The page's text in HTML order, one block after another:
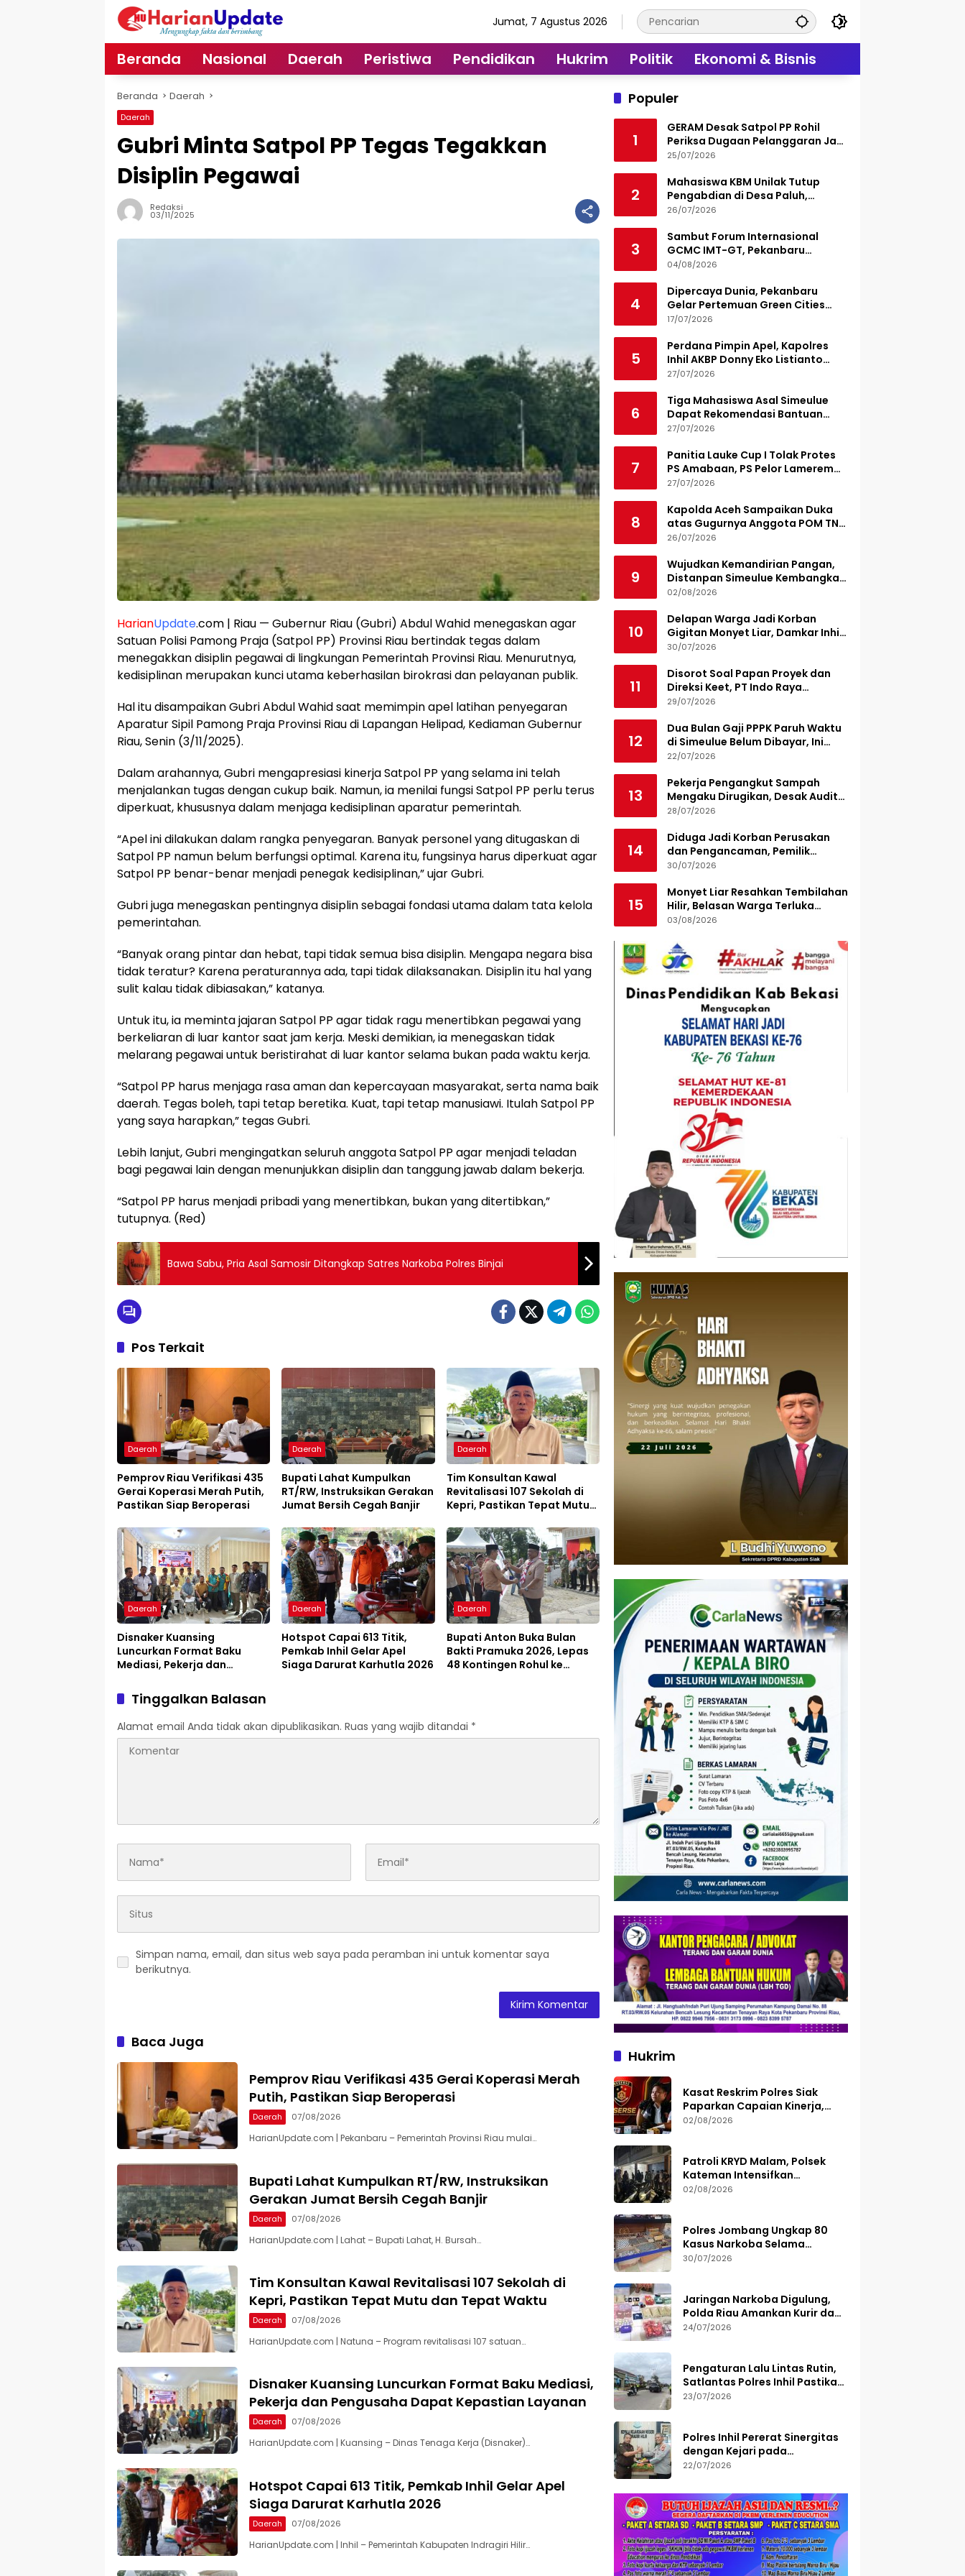
Jumat, 7 Agustus 2026
Beranda Nasional Daerah Peristiwa Pendidikan Hukrim Politik Ekonomi & Bisnis
Beranda Daerah
Daerah
Gubri Minta Satpol PP Tegas Tegakkan
Disiplin Pegawai
Redaksi
03/11/2025
HarianUpdate.com | Riau — Gubernur Riau (Gubri) Abdul Wahid menegaskan agar
Satuan Polisi Pamong Praja (Satpol PP) Provinsi Riau bertindak tegas dalam
menegakkan disiplin pegawai di lingkungan Pemerintah Provinsi Riau. Menurutnya,
kedisiplinan merupakan kunci utama keberhasilan birokrasi dan pelayanan publik.
Hal itu disampaikan Gubri Abdul Wahid saat memimpin apel latihan penyegaran
Aparatur Sipil Pamong Praja Provinsi Riau di Lapangan Helipad, Kediaman Gubernur
Riau, Senin (3/11/2025).
Dalam arahannya, Gubri mengapresiasi kinerja Satpol PP yang selama ini telah
menjalankan tugas dengan cukup baik. Namun, ia menilai fungsi Satpol PP perlu terus
diperkuat, khususnya dalam menjaga kedisiplinan aparatur pemerintah.
“Apel ini dilakukan dalam rangka penyegaran. Banyak personel yang ditugaskan di
Satpol PP namun belum berfungsi optimal. Karena itu, fungsinya harus diperkuat agar
Satpol PP benar-benar menjadi penegak kedisiplinan,” ujar Gubri.
Gubri juga menegaskan pentingnya disiplin sebagai fondasi utama dalam tata kelola
pemerintahan.
“Banyak orang pintar dan hebat, tapi tidak semua bisa disiplin. Mengapa negara bisa
tidak teratur? Karena peraturannya ada, tapi tidak dilaksanakan. Disiplin itu hal yang
sulit kalau tidak dibiasakan,” katanya.
Untuk itu, ia meminta jajaran Satpol PP agar tidak ragu menertibkan pegawai yang
berkeliaran di luar kantor saat jam kerja. Meski demikian, ia menegaskan tidak
melarang pegawai untuk beristirahat di luar kantor selama bukan pada waktu kerja.
“Satpol PP harus menjaga rasa aman dan kepercayaan masyarakat, serta nama baik
daerah. Tegas boleh, tapi tetap beretika. Kuat, tapi tetap manusiawi. Itulah Satpol PP
yang saya harapkan,” tegas Gubri.
Lebih lanjut, Gubri mengingatkan seluruh anggota Satpol PP agar menjadi teladan
bagi pegawai lain dengan menunjukkan disiplin dan tanggung jawab dalam bekerja.
“Satpol PP harus menjadi pribadi yang menertibkan, bukan yang ditertibkan,”
tutupnya. (Red)
Bawa Sabu, Pria Asal Samosir Ditangkap Satres Narkoba Polres Binjai
Pos Terkait
Daerah
Pemprov Riau Verifikasi 435
Gerai Koperasi Merah Putih,
Pastikan Siap Beroperasi
Daerah
Bupati Lahat Kumpulkan
RT/RW, Instruksikan Gerakan
Jumat Bersih Cegah Banjir
Daerah
Tim Konsultan Kawal
Revitalisasi 107 Sekolah di
Kepri, Pastikan Tepat Mutu
Daerah
Disnaker Kuansing
Luncurkan Format Baku
Mediasi, Pekerja dan
Layanan
Daerah
Hotspot Capai 613 Titik,
Pemkab Inhil Gelar Apel
Siaga Darurat Karhutla 2026
Daerah
Bupati Anton Buka Bulan
Bakti Pramuka 2026, Lepas
48 Kontingen Rohul ke
Tinggalkan Balasan
Alamat email Anda tidak akan dipublikasikan. Ruas yang wajib ditandai *
Simpan nama, email, dan situs web saya pada peramban ini untuk komentar saya
berikutnya.
Baca Juga
Pemprov Riau Verifikasi 435 Gerai Koperasi Merah
Putih, Pastikan Siap Beroperasi
Daerah 07/08/2026
HarianUpdate.com | Pekanbaru – Pemerintah Provinsi Riau mulai…
Bupati Lahat Kumpulkan RT/RW, Instruksikan
Gerakan Jumat Bersih Cegah Banjir
Daerah 07/08/2026
HarianUpdate.com | Lahat – Bupati Lahat, H. Bursah…
Tim Konsultan Kawal Revitalisasi 107 Sekolah di
Kepri, Pastikan Tepat Mutu dan Tepat Waktu
Daerah 07/08/2026
HarianUpdate.com | Natuna – Program revitalisasi 107 satuan…
Disnaker Kuansing Luncurkan Format Baku Mediasi,
Pekerja dan Pengusaha Dapat Kepastian Layanan
Daerah 07/08/2026
HarianUpdate.com | Kuansing – Dinas Tenaga Kerja (Disnaker)…
Hotspot Capai 613 Titik, Pemkab Inhil Gelar Apel
Siaga Darurat Karhutla 2026
Daerah 07/08/2026
HarianUpdate.com | Inhil – Pemerintah Kabupaten Indragiri Hilir…
Populer
1
GERAM Desak Satpol PP Rohil
Periksa Dugaan Pelanggaran Jam
Operasional Hiburan Malam
25/07/2026
2
Mahasiswa KBM Unilak Tutup
Pengabdian di Desa Paluh,
Tinggalkan Jejak Edukasi Hukum
26/07/2026
3
Sambut Forum Internasional
GCMC IMT-GT, Pekanbaru
Matangkan Seluruh Persiapan
04/08/2026
4
Dipercaya Dunia, Pekanbaru
Gelar Pertemuan Green Cities
Mayor Council IMT-GT 2026
17/07/2026
5
Perdana Pimpin Apel, Kapolres
Inhil AKBP Donny Eko Listianto
Tekankan Disiplin
27/07/2026
6
Tiga Mahasiswa Asal Simeulue
Dapat Rekomendasi Bantuan
Pendidikan dari Jamaluddin
27/07/2026
7
Panitia Lauke Cup I Tolak Protes
PS Amabaan, PS Pelor Lamerem
Menang WO 3-0
27/07/2026
8
Kapolda Aceh Sampaikan Duka
atas Gugurnya Anggota POM TNI
Saat Bantu Kejar Bandar Narkoba
26/07/2026
9
Wujudkan Kemandirian Pangan,
Distanpan Simeulue Kembangkan
Demplot Hortikultura
02/08/2026
10
Delapan Warga Jadi Korban
Gigitan Monyet Liar, Damkar Inhil
Turunkan 15 Personel
30/07/2026
11
Disorot Soal Papan Proyek dan
Direksi Keet, PT Indo Raya
Kabenteng Berikan Penjelasan
29/07/2026
12
Dua Bulan Gaji PPPK Paruh Waktu
di Simeulue Belum Dibayar, Ini
Penjelasan Sekda
22/07/2026
13
Pekerja Pengangkut Sampah
Mengaku Dirugikan, Desak Audit
Pengelolaan LPS di Pekanbaru
28/07/2026
14
Diduga Jadi Korban Perusakan
dan Pengancaman, Pemilik
Armada Sampah Siapkan
30/07/2026
15
Monyet Liar Resahkan Tembilahan
Hilir, Belasan Warga Terluka
Digigit
03/08/2026
Hukrim
Kasat Reskrim Polres Siak
Paparkan Capaian Kinerja,
Tegaskan Siap Terima Kritik
02/08/2026
Patroli KRYD Malam, Polsek
Kateman Intensifkan
Pengamanan Balap Liar
02/08/2026
Polres Jombang Ungkap 80
Kasus Narkoba Selama
Semester I 2026, 113 Tersangka
30/07/2026
Jaringan Narkoba Digulung,
Polda Riau Amankan Kurir dan
Sita Barang Bukti Bernilai
24/07/2026
Pengaturan Lalu Lintas Rutin,
Satlantas Polres Inhil Pastikan
Arus Tetap Lancar
23/07/2026
Polres Inhil Pererat Sinergitas
dengan Kejari pada
Peringatan Hari Bakti
22/07/2026